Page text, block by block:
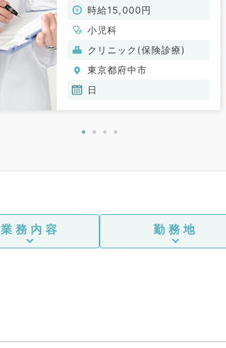
時給15,000円
小児科
クリニック(保険診療)
東京都府中市
日
業務内容 勤務地